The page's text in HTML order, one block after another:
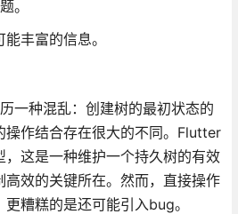
。
丰富的信息。
一种混乱：创建树的最初状态的
操作结合存在很大的不同。Flutter
，这是一种维护一个持久树的有效
高效的关键所在。然而，直接操作
糟糕的是还可能引入bug。